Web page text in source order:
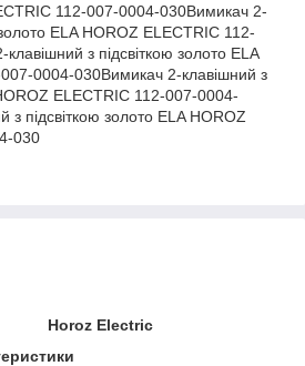
112-007-0004-030Вимикач 2-
ELA HOROZ ELECTRIC 112-
з підсвіткою золото ELA
0004-030Вимикач 2-клавішний з
ELECTRIC 112-007-0004-
підсвіткою золото ELA HOROZ
030
Horoz Electric